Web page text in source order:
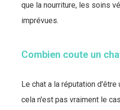
que la nourriture, les soins
imprévues.
Combien coute un
Le chat a la réputation
cela n'est pas vraiment le